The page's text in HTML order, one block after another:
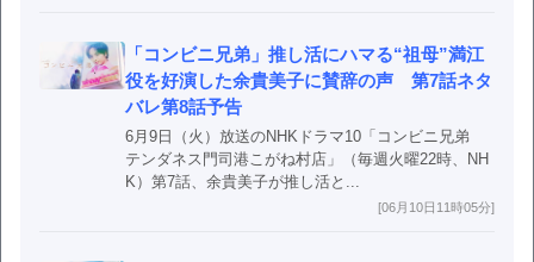
「コンビニ兄弟」推し活にハマる“祖母”満江
役を好演した余貴美子に賛辞の声 第7話ネタ
バレ第8話予告
6月9日（火）放送のNHKドラマ10「コンビニ兄弟
テンダネス門司港こがね村店」（毎週火曜22時、NH
K）第7話、余貴美子が推し活と...
[06月10日11時05分]